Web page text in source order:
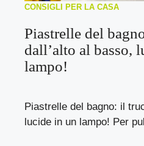
CONSIGLI PER LA CASA
Piastrelle del
dall’alto al basso,
lampo!
Piastrelle del bagno: il
lucide in un lampo! Per